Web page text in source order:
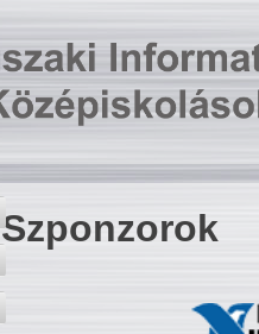
Szponzorok